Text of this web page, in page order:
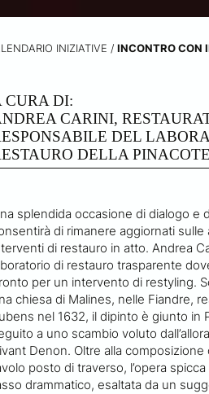
INIZIATIVE / INCONTRO CON
CURA DI:
CARINI,
DEL
DELLA
splendida occasione di dialogo e
di rimanere aggiornati
di restauro in atto. Andrea
di restauro trasparente
per un intervento di restyling.
chiesa di Malines, nelle Fiandre,
nel 1632, il dipinto è giunto in
a uno scambio voluto
Denon. Oltre alla composizione
posto di traverso, l’opera spicca
drammatico, esaltata da un